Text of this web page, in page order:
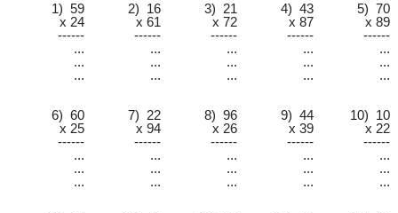
1) 59
2) 16 3) 21 4) 43
5) 70
x 24
x 61 x 72 x 87
x 89
------
------ ------ ------
------
...
... ... ...
...
...
... ... ...
...
...
... ... ... ...
6) 60 7) 22 8) 96 9) 44
10) 10
x 25
x 94 x 26 x 39
x 22
------
------ ------ ------
------
...
... ... ...
...
...
... ... ...
...
...
... ... ... ...